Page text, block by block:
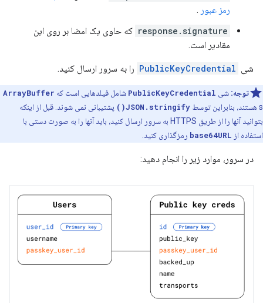
رمز عبور .
response.signature که حاوی یک امضا بر روی این
مقادیر است.
شی PublicKeyCredential را به سرور ارسال کنید.
توجه: شی PublicKeyCredential شامل فیلدهایی است که ArrayBuffer
s هستند، بنابراین توسط
JSON.stringify()
پشتیبانی نمی شوند. قبل از اینکه
بتوانید آنها را از طریق HTTPS به سرور ارسال کنید، باید آنها را به صورت دستی با
استفاده از base64URL رمزگذاری کنید.
در سرور، موارد زیر را انجام دهید: